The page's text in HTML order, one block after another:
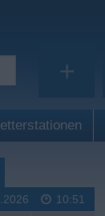
+
10:51